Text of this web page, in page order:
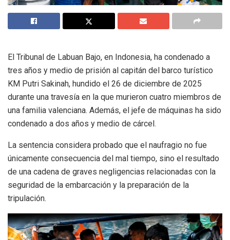
El Tribunal de Labuan Bajo, en Indonesia, ha condenado a
tres años y medio de prisión al capitán del barco turístico
KM Putri Sakinah, hundido el 26 de diciembre de 2025
durante una travesía en la que murieron cuatro miembros de
una familia valenciana. Además, el jefe de máquinas ha sido
condenado a dos años y medio de cárcel.
La sentencia considera probado que el naufragio no fue
únicamente consecuencia del mal tiempo, sino el resultado
de una cadena de graves negligencias relacionadas con la
seguridad de la embarcación y la preparación de la
tripulación.